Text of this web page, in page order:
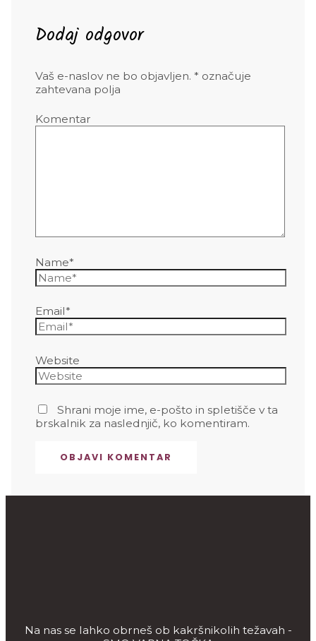
Dodaj odgovor
Vaš e-naslov ne bo objavljen. * označuje
zahtevana polja
Komentar
Name*
Email*
Website
Shrani moje ime, e-pošto in spletišče v ta
brskalnik za naslednjič, ko komentiram.
Na nas se lahko obrneš ob kakršnikolih težavah -